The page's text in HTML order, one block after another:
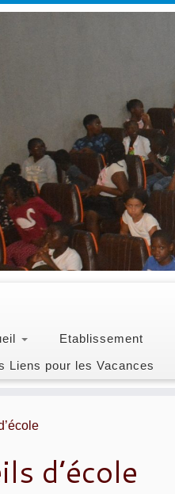
Etablissement
Liens pour les Vacances
d’école